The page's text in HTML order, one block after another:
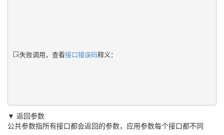
失败调用，查看接口错误码释义：
▼ 返回参数
公共参数指所有接口都会返回的参数，应用参数每个接口都不同